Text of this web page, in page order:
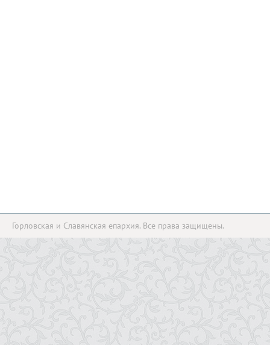
Горловская и Славянская епархия. Все права защищены.